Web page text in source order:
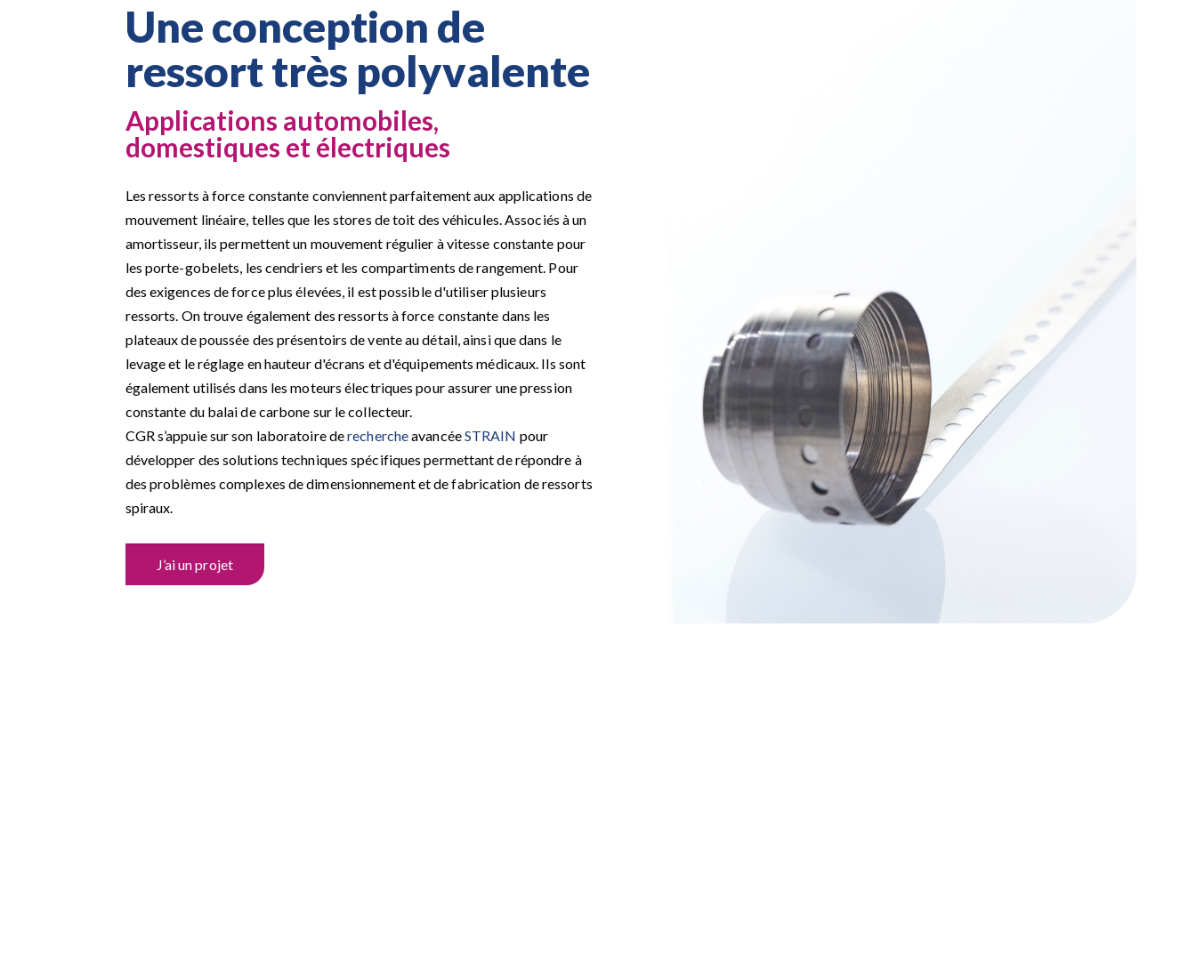
Une conception de
ressort très polyvalente
Applications automobiles,
domestiques et électriques
Les ressorts à force constante conviennent parfaitement aux applications de
mouvement linéaire, telles que les stores de toit des véhicules. Associés à un
amortisseur, ils permettent un mouvement régulier à vitesse constante pour
les porte-gobelets, les cendriers et les compartiments de rangement. Pour
des exigences de force plus élevées, il est possible d'utiliser plusieurs
ressorts. On trouve également des ressorts à force constante dans les
plateaux de poussée des présentoirs de vente au détail, ainsi que dans le
levage et le réglage en hauteur d'écrans et d'équipements médicaux. Ils sont
également utilisés dans les moteurs électriques pour assurer une pression
constante du balai de carbone sur le collecteur.
CGR s’appuie sur son laboratoire derechercheavancéeSTRAIN pour
développer des solutions techniques spécifiques permettant de répondre à
des problèmes complexes de dimensionnement et de fabrication de ressorts
spiraux.
J’ai un projet